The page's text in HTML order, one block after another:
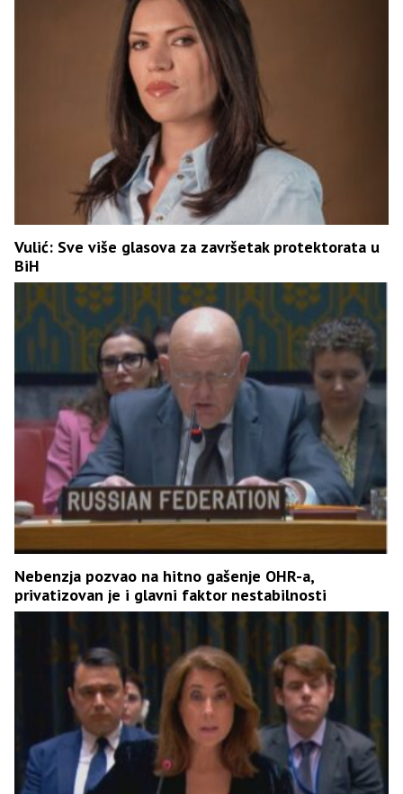
Vulić: Sve više glasova za završetak protektorata u
BiH
Nebenzja pozvao na hitno gašenje OHR-a,
privatizovan je i glavni faktor nestabilnosti